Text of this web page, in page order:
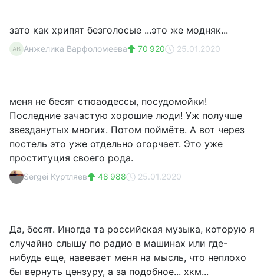
зато как хрипят безголосые ...это же модняк...
АВ Анжелика Варфоломеева 70 920 25.01.2020
меня не бесят стюаодессы, посудомойки!
Последние зачастую хорошие люди! Уж получше
звезданутых многих. Потом поймёте. А вот через
постель это уже отдельно огорчает. Это уже
проституция своего рода.
Sergei Куртляев 48 988 25.01.2020
Да, бесят. Иногда та российская музыка, которую я
случайно слышу по радио в машинах или где-
нибудь еще, навевает меня на мысль, что неплохо
бы вернуть цензуру, а за подобное... хкм...